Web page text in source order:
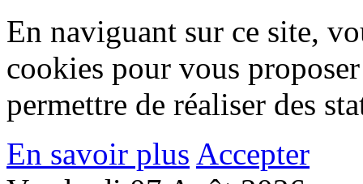
En naviguant sur ce site,
cookies pour vous
permettre de réaliser des
En savoir plus Accepter